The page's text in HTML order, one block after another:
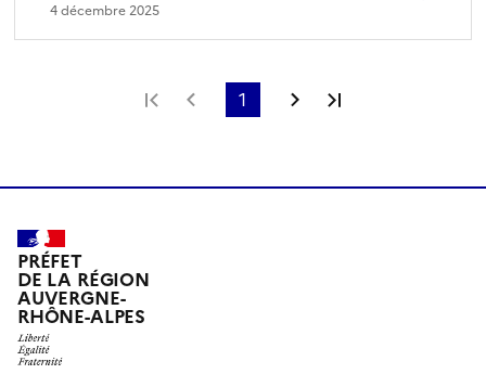
4 décembre 2025
Première page
Page précédente
1 Page suivante
PRÉFET
DE LA RÉGION
AUVERGNE-
RHÔNE-ALPES